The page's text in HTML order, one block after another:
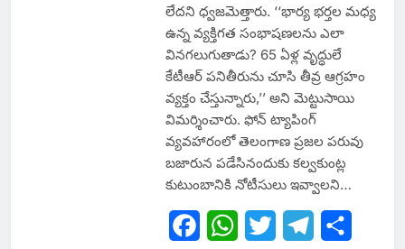
లేదని ధ్వజమెత్తారు. ‘‘భార్య భర్తల మధ్య
ఉన్న వ్యక్తిగత సంభాషణలను ఎలా
వినగలుగుతాడు? 65 ఏళ్ల వృద్ధులే
కేటీఆర్ పనితీరును చూసి తీవ్ర ఆగ్రహం
వ్యక్తం చేస్తున్నారు,’’ అని మెట్టుసాయి
విమర్శించారు. ఫోన్ ట్యాపింగ్
వ్యవహారంలో తెలంగాణ ప్రజల పరువు
బజారున పడేసినందుకు కల్వకుంట్ల
కుటుంబానికి నోటీసులు ఇవ్వాలని…
FacebookWhatsApp
Twitter Telegram